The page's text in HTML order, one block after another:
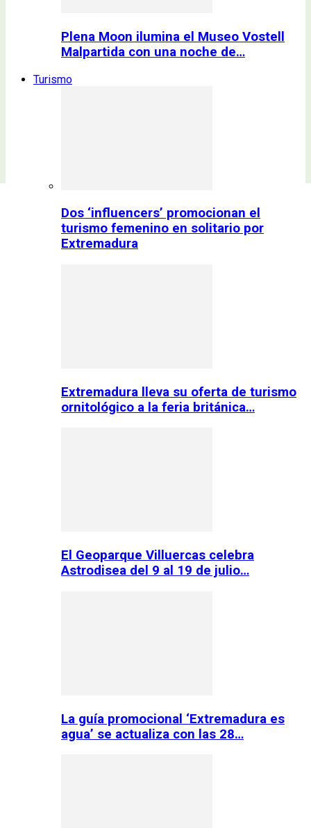
Plena Moon ilumina el Museo Vostell
Malpartida con una noche de…
Turismo
Dos ‘influencers’ promocionan el
turismo femenino en solitario por
Extremadura
Extremadura lleva su oferta de turismo
ornitológico a la feria británica…
El Geoparque Villuercas celebra
Astrodisea del 9 al 19 de julio…
La guía promocional ‘Extremadura es
agua’ se actualiza con las 28…